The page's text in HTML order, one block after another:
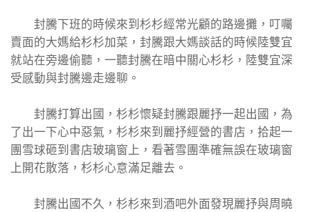
封騰下班的時候來到杉杉經常光顧的路邊攤，叮囑
賣面的大媽給杉杉加菜，封騰跟大媽談話的時候陸雙宜
就站在旁邊偷聽，一聽封騰在暗中關心杉杉，陸雙宜深
受感動與封騰邊走邊聊。
封騰打算出國，杉杉懷疑封騰跟麗抒一起出國，為
了出一下心中惡氣，杉杉來到麗抒經營的書店，拾起一
團雪球砸到書店玻璃窗上，看著雪團準確無誤在玻璃窗
上開花散落，杉杉心意滿足離去。
封騰出國不久，杉杉來到酒吧外面發現麗抒與周曉